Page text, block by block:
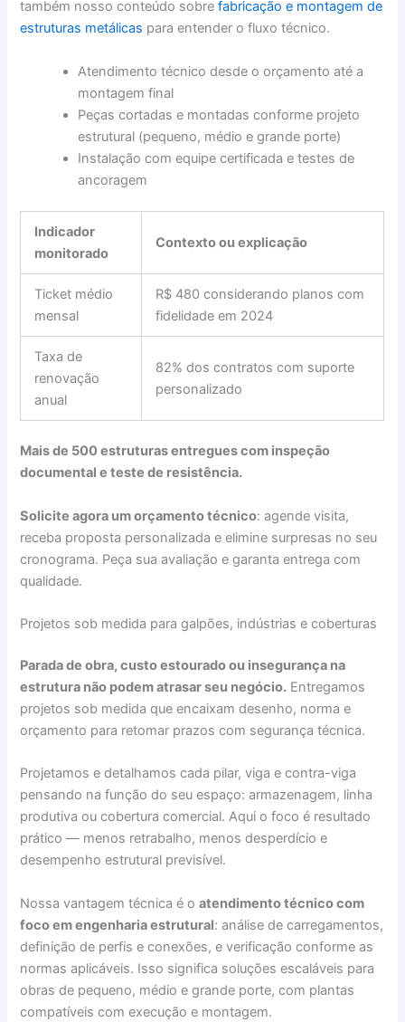
também nosso conteúdo sobrefabricação e montagem de
estruturas metálicas para entender o fluxo técnico.
Atendimento técnico desde o orçamento até a
montagem final
Peças cortadas e montadas conforme projeto
estrutural (pequeno, médio e grande porte)
Instalação com equipe certificada e testes de
ancoragem
Indicador
monitorado
Contexto ou explicação
Ticket médio
mensal
R$ 480 considerando planos com
fidelidade em 2024
Taxa de
renovação
anual
82% dos contratos com suporte
personalizado
Mais de 500 estruturas entregues com inspeção
documental e teste de resistência.
Solicite agora um orçamento técnico: agende visita,
receba proposta personalizada e elimine surpresas no seu
cronograma. Peça sua avaliação e garanta entrega com
qualidade.
Projetos sob medida para galpões, indústrias e coberturas
Parada de obra, custo estourado ou insegurança na
estrutura não podem atrasar seu negócio. Entregamos
projetos sob medida que encaixam desenho, norma e
orçamento para retomar prazos com segurança técnica.
Projetamos e detalhamos cada pilar, viga e contra-viga
pensando na função do seu espaço: armazenagem, linha
produtiva ou cobertura comercial. Aqui o foco é resultado
prático — menos retrabalho, menos desperdício e
desempenho estrutural previsível.
Nossa vantagem técnica é oatendimento técnico com
foco em engenharia estrutural: análise de carregamentos,
definição de perfis e conexões, e verificação conforme as
normas aplicáveis. Isso significa soluções escaláveis para
obras de pequeno, médio e grande porte, com plantas
compatíveis com execução e montagem.